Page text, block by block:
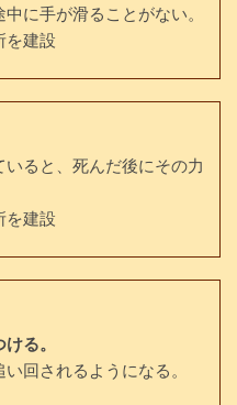
に手が滑ることがない。
を建設
ると、死んだ後にその力
を建設
る。
回されるようになる。